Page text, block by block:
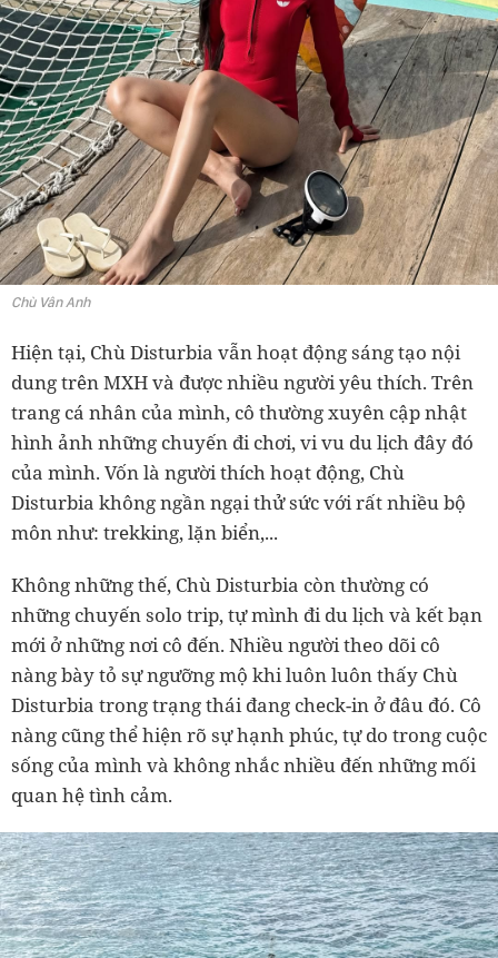
Chù Vân Anh
Hiện tại, Chù Disturbia vẫn hoạt động sáng tạo nội
dung trên MXH và được nhiều người yêu thích. Trên
trang cá nhân của mình, cô thường xuyên cập nhật
hình ảnh những chuyến đi chơi, vi vu du lịch đây đó
của mình. Vốn là người thích hoạt động, Chù
Disturbia không ngần ngại thử sức với rất nhiều bộ
môn như: trekking, lặn biển,...
Không những thế, Chù Disturbia còn thường có
những chuyến solo trip, tự mình đi du lịch và kết bạn
mới ở những nơi cô đến. Nhiều người theo dõi cô
nàng bày tỏ sự ngưỡng mộ khi luôn luôn thấy Chù
Disturbia trong trạng thái đang check-in ở đâu đó. Cô
nàng cũng thể hiện rõ sự hạnh phúc, tự do trong cuộc
sống của mình và không nhắc nhiều đến những mối
quan hệ tình cảm.